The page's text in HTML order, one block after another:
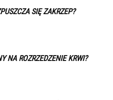
SIĘ ZAKRZEP?
NA ROZRZEDZENIE KRWI?